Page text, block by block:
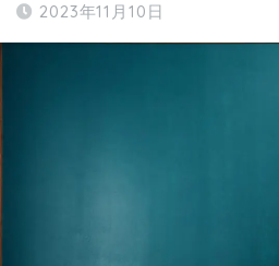
2023年11月10日